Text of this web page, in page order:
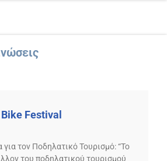
Festival
τον Ποδηλατικό Τουρισμό: “Το
του ποδηλατικού τουρισμού